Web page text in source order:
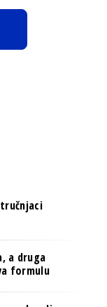
a druga
formulu